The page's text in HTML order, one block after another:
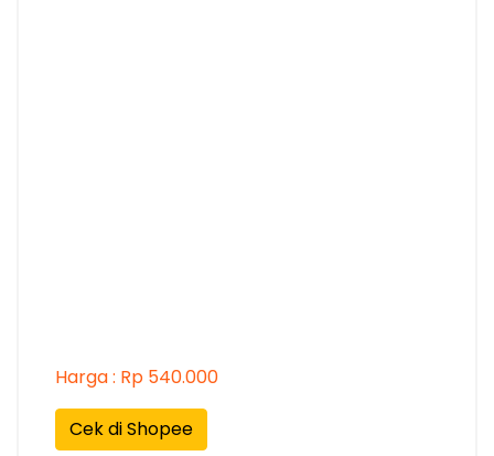
Harga : Rp 540.000
Cek di Shopee